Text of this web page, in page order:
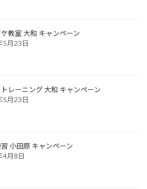
教室 大和 キャンペーン
5月23日
レーニング 大和 キャンペーン
5月23日
小田原 キャンペーン
4月8日